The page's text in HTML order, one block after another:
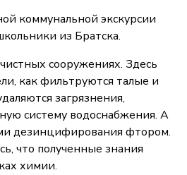
коммунальной экскурсии
из Братска.
сооружениях. Здесь
как фильтруются талые и
загрязнения,
систему водоснабжения. А
дезинцифирования фтором.
что полученные знания
химии.